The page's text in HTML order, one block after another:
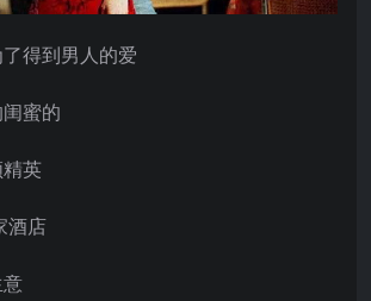
得到男人的爱
蜜的
英
酒店